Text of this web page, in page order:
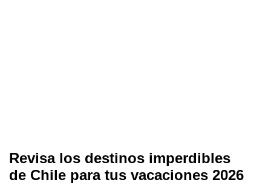
Revisa los destinos imperdibles
de Chile para tus vacaciones 2026